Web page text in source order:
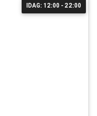
IDAG: 12:00 - 22:00